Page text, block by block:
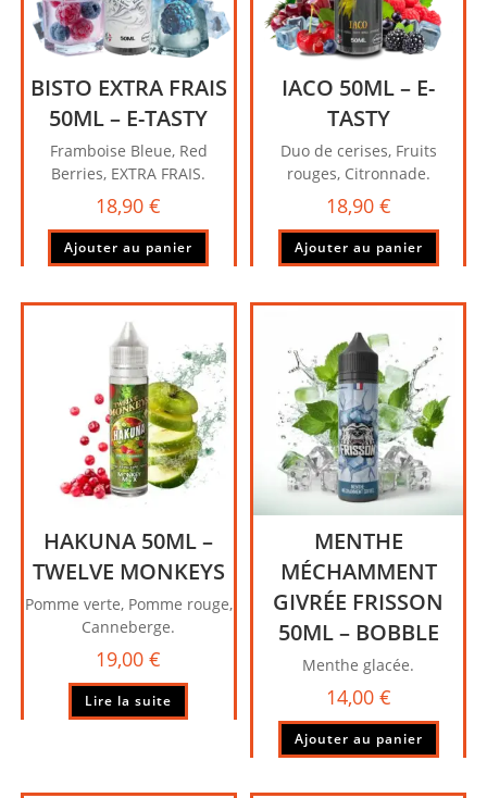
BISTO EXTRA FRAIS
50ML – E-TASTY
Framboise Bleue, Red
Berries, EXTRA FRAIS.
18,90€
Ajouter au panier
IACO 50ML – E-
TASTY
Duo de cerises, Fruits
rouges, Citronnade.
18,90 €
Ajouter au panier
HAKUNA 50ML –
TWELVE MONKEYS
Pomme verte, Pomme rouge,
Canneberge.
19,00€
Lire la suite
MENTHE
MÉCHAMMENT
GIVRÉE FRISSON
50ML – BOBBLE
Menthe glacée.
14,00 €
Ajouter au panier